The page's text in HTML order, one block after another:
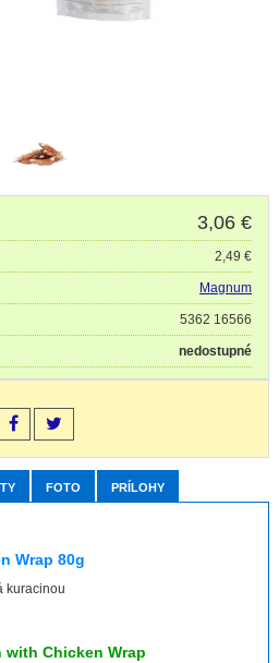
3,06 €
2,49 €
Magnum
5362 16566
nedostupné
FOTO PRÍLOHY
Wrap 80g
kuracinou
Chicken Wrap